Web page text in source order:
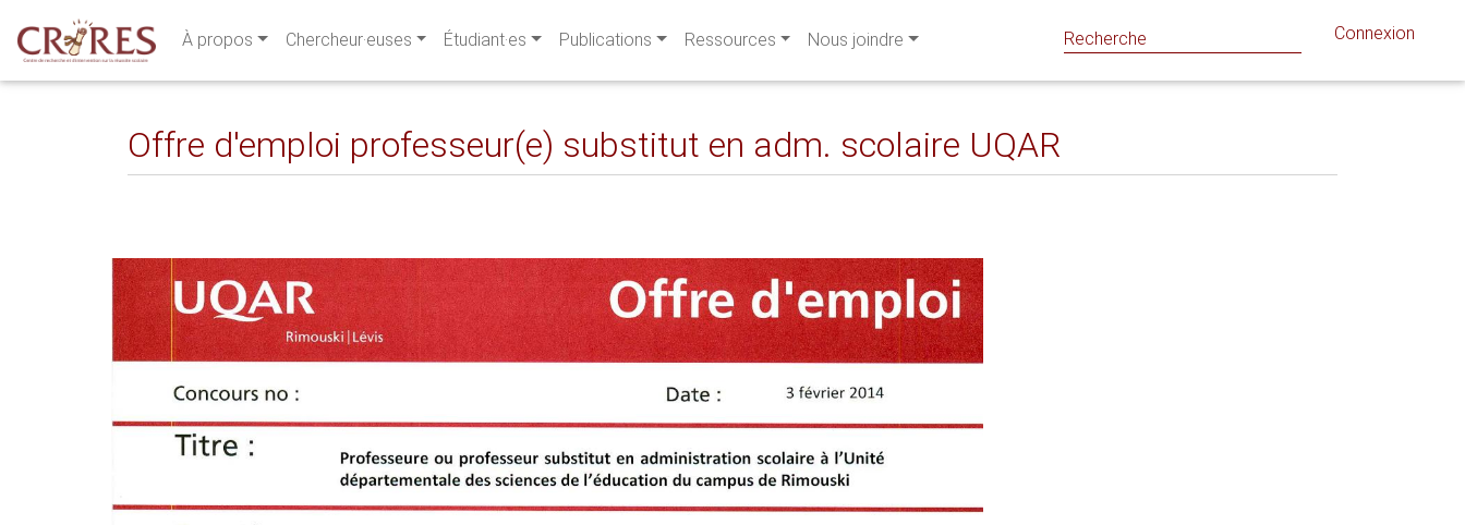
À propos Chercheur·euses Étudiant·es Publications Ressources Nous joindre Connexion
Offre d'emploi professeur(e) substitut en adm. scolaire UQAR